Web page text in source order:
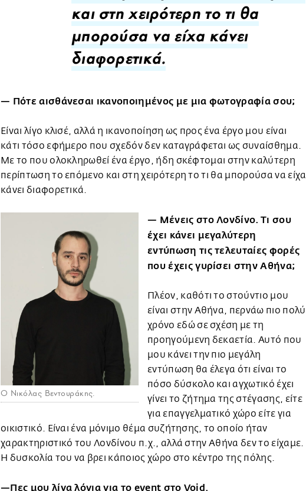
και στη χειρότερη το τι θα
μπορούσα να είχα κάνει
διαφορετικά.
— Πότε αισθάνεσαι ικανοποιημένος με μια φωτογραφία σου;
Είναι λίγο κλισέ, αλλά η ικανοποίηση ως προς ένα έργο μου είναι
κάτι τόσο εφήμερο που σχεδόν δεν καταγράφεται ως συναίσθημα.
Με το που ολοκληρωθεί ένα έργο, ήδη σκέφτομαι στην καλύτερη
περίπτωση το επόμενο και στη χειρότερη το τι θα μπορούσα να είχα
κάνει διαφορετικά.
Ο Νικόλας Βεντουράκης.
— Μένεις στο Λονδίνο. Τι σου
έχει κάνει μεγαλύτερη
εντύπωση τις τελευταίες φορές
που έχεις γυρίσει στην Αθήνα;
Πλέον, καθότι το στούντιο μου
είναι στην Αθήνα, περνάω πιο πολύ
χρόνο εδώ σε σχέση με τη
προηγούμενη δεκαετία. Αυτό που
μου κάνει την πιο μεγάλη
εντύπωση θα έλεγα ότι είναι το
πόσο δύσκολο και αγχωτικό έχει
γίνει το ζήτημα της στέγασης, είτε
για επαγγελματικό χώρο είτε για
οικιστικό. Είναι ένα μόνιμο θέμα συζήτησης, το οποίο ήταν
χαρακτηριστικό του Λονδίνου π.χ., αλλά στην Αθήνα δεν το είχαμε.
Η δυσκολία του να βρει κάποιος χώρο στο κέντρο της πόλης.
—Πες μου λίγα λόγια για το event στο Void.